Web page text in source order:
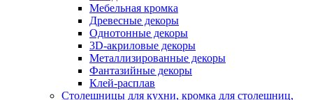
Мебельная кромка
Древесные декоры
Однотонные декоры
3D-акриловые декоры
Металлизированные декоры
Фантазийные декоры
Клей-расплав
Столешницы для кухни, кромка для столешниц,